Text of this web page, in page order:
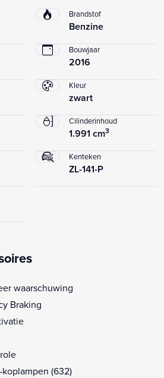
Brandstof
Benzine
Bouwjaar
2016
Kleur
zwart
Cilinderinhoud
1.991 cm3
Kenteken
ZL-141-P
waarschuwing
Braking
(632)